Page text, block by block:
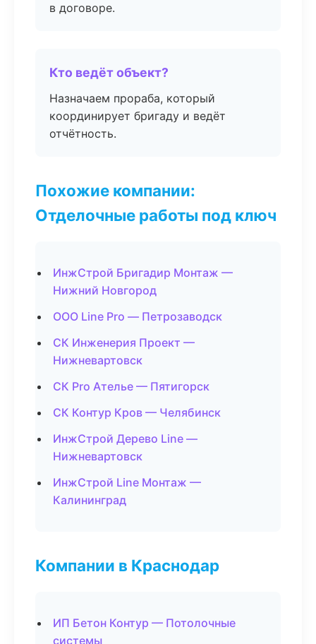
в договоре.
Кто ведёт объект?
Назначаем прораба, который
координирует бригаду и ведёт
отчётность.
Похожие компании:
Отделочные работы под ключ
ИнжСтрой Бригадир Монтаж —
Нижний Новгород
ООО Line Pro — Петрозаводск
СК Инженерия Проект —
Нижневартовск
СК Pro Ателье — Пятигорск
СК Контур Кров — Челябинск
ИнжСтрой Дерево Line —
Нижневартовск
ИнжСтрой Line Монтаж —
Калининград
Компании в Краснодар
ИП Бетон Контур — Потолочные
системы